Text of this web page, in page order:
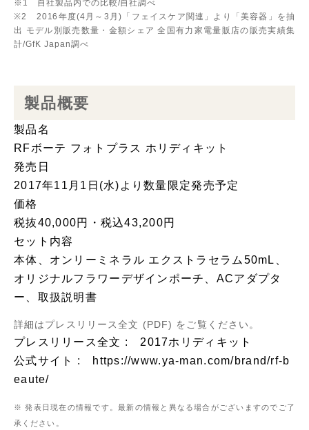
※1 自社製品内での比較/自社調べ
※2 2016年度(4月～3月)「フェイスケア関連」より「美容器」を抽
出 モデル別販売数量・金額シェア 全国有力家電量販店の販売実績集
計/GfK Japan調べ
製品概要
製品名
RFボーテ フォトプラス ホリディキット
発売日
2017年11月1日(水)より数量限定発売予定
価格
税抜40,000円・税込43,200円
セット内容
本体、オンリーミネラル エクストラセラム50mL、
オリジナルフラワーデザインポーチ、ACアダプタ
ー、取扱説明書
詳細はプレスリリース全文 (PDF) をご覧ください。
プレスリリース全文 : 2017ホリディキット
公式サイト :
https://www.ya-man.com/brand/rf-b
eaute/
※ 発表日現在の情報です。最新の情報と異なる場合がございますのでご了
承ください。